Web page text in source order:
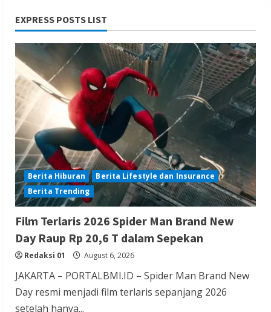
Berita Ekonomi dan Bisnis
Berita Nasional
Berita Terbaru
Gubernur Banten Andra Soni Tata
Kawasan Zona Industri Serang Barat
Redaksi 01 August 6, 2026
Berita Agama Berita Nasional
Berita TNI/POLRI
Berita Trending
Kapolres Tangsel Hadiri Perayaan HUT
Vihara Boen Hay Bio, Perkuat Sinergitas
TNI-POLRI dengan Tokoh Agama
Redaksi 01 August 6, 2026
EXPRESS POSTS LIST
Berita Hiburan
Berita Lifestyle dan Insurance
Berita Trending
Film Terlaris 2026 Spider Man Brand New
Day Raup Rp 20,6 T dalam Sepekan
Redaksi 01 August 6, 2026
JAKARTA – PORTALBMI.ID – Spider Man Brand New
Day resmi menjadi film terlaris sepanjang 2026
setelah hanya...